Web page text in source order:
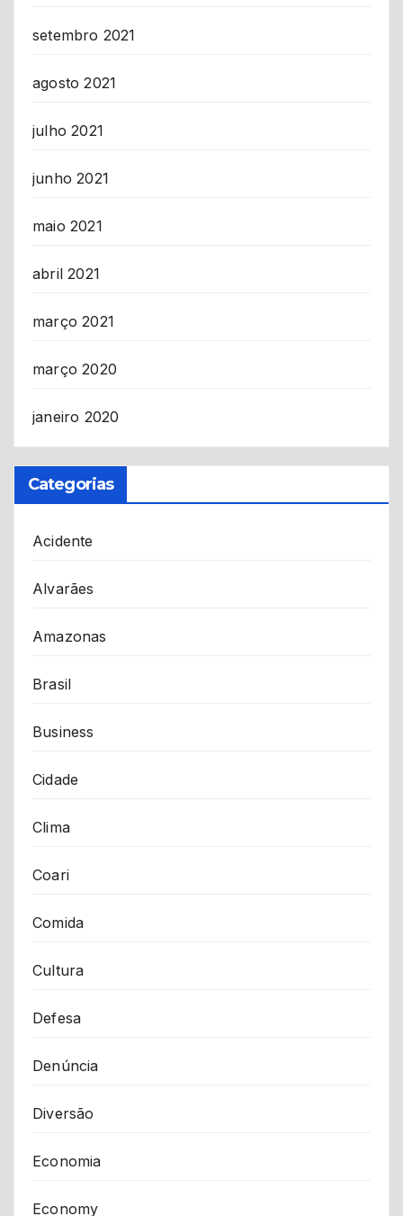
setembro 2021
agosto 2021
julho 2021
junho 2021
maio 2021
abril 2021
março 2021
março 2020
janeiro 2020
Categorias
Acidente
Alvarães
Amazonas
Brasil
Business
Cidade
Clima
Coari
Comida
Cultura
Defesa
Denúncia
Diversão
Economia
Economy